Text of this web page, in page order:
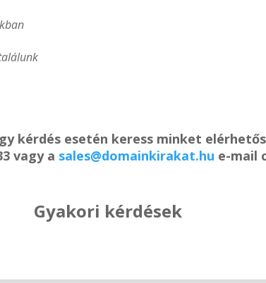
kérdés esetén keress minket
vagy a sales@domainkirakat.hu e-mail
Gyakori kérdések